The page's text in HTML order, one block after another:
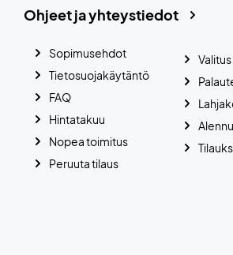
Ohjeet ja yhteystiedot
Sopimusehdot
Tietosuojakäytäntö
FAQ
Hintatakuu
Nopea toimitus
Peruuta tilaus
Valitus